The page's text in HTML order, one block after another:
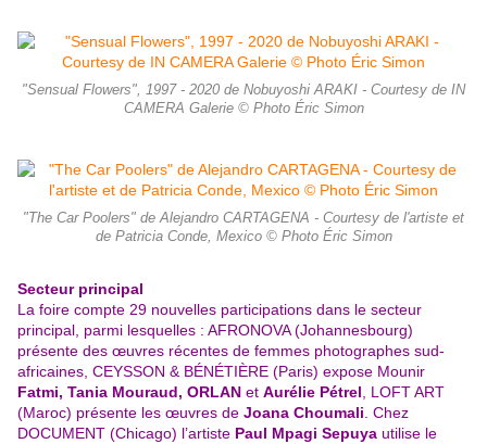
"Sensual Flowers", 1997 - 2020 de Nobuyoshi ARAKI - Courtesy de IN
CAMERA Galerie © Photo Éric Simon
"The Car Poolers" de Alejandro CARTAGENA - Courtesy de l'artiste et
de Patricia Conde, Mexico © Photo Éric Simon
Secteur principal
La foire compte 29 nouvelles participations dans le secteur
principal, parmi lesquelles : AFRONOVA (Johannesbourg)
présente des œuvres récentes de femmes photographes sud-
africaines, CEYSSON & BÉNÉTIÈRE (Paris) expose Mounir
Fatmi, Tania Mouraud, ORLAN et Aurélie Pétrel , LOFT ART
(Maroc) présente les œuvres de Joana Choumali . Chez
DOCUMENT (Chicago) l’artiste Paul Mpagi Sepuya utilise le